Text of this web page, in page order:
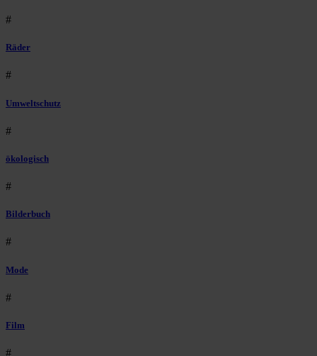
#
Räder
#
Umweltschutz
#
ökologisch
#
Bilderbuch
#
Mode
#
Film
#